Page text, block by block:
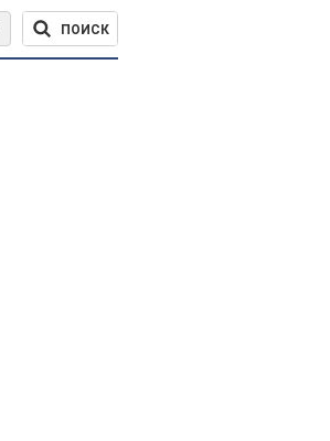
ПОИСК